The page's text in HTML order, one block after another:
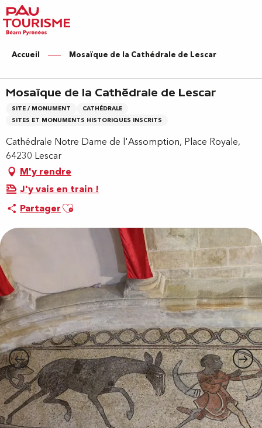
Aller
au
contenu
principal
Accueil Mosaïque de la Cathédrale de Lescar
Mosaïque de la Cathédrale de Lescar
SITE / MONUMENT
CATHÉDRALE
SITES ET MONUMENTS HISTORIQUES INSCRITS
Cathédrale Notre Dame de l'Assomption, Place Royale,
64230 Lescar
M'y rendre
J'y vais en train !
PartagerAjouter aux favoris